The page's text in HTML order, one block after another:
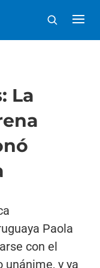
La
Paola
con el
unánime, y ya